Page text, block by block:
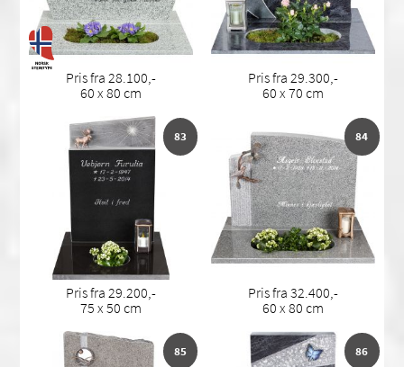
Pris fra 28.100,-
60 x 80 cm
Pris fra 29.300,-
60 x 70 cm
83
Pris fra 29.200,-
75 x 50 cm
84
Pris fra 32.400,-
60 x 80 cm
85 86